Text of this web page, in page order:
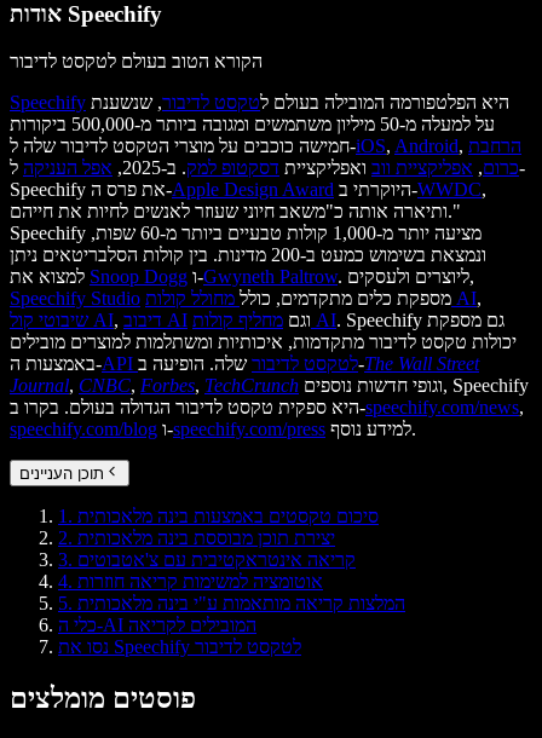
אודות Speechify
הקורא הטוב בעולם לטקסט לדיבור
Speechify
היא הפלטפורמה המובילה בעולם לטקסט לדיבור, שנשענת
על למעלה מ-50 מיליון משתמשים ומגובה ביותר מ-500,000 ביקורות
חמישה כוכבים על מוצרי הטקסט לדיבור שלה ל-iOS, Android, הרחבת
כרום, אפליקציית ווב ואפליקציית דסקטופ למק. ב-2025, אפל העניקה ל-
Speechify את פרס ה-Apple Design Award היוקרתי ב-WWDC,
ותיארה אותה כ"משאב חיוני שעוזר לאנשים לחיות את חייהם."
Speechify מציעה יותר מ-1,000 קולות טבעיים ביותר מ-60 שפות,
ונמצאת בשימוש כמעט ב-200 מדינות. בין קולות הסלבריטאים ניתן
Snoop Dogg ו-Gwyneth Paltrow
. ליוצרים ולעסקים,
Speechify Studio
מספקת כלים מתקדמים, כולל מחולל קולות AI,
שיבוטי קול AI, דיבוב AI וגם מחליף קולות AI. Speechify גם מספקת
יכולות טקסט לדיבור מתקדמות, איכותיות ומשתלמות למוצרים מובילים
באמצעות ה-
API לטקסט לדיבורשלה. הופיעה ב-The Wall Street
Journal, CNBC, Forbes, TechCrunch
היא ספקית טקסט לדיבור הגדולה בעולם. בקרו ב-speechify.com/news,
speechify.com/blog ו-speechify.com/press למידע נוסף.
תוכן העניינים
1. סיכום טקסטים באמצעות בינה מלאכותית
2. יצירת תוכן מבוססת בינה מלאכותית
3. קריאה אינטראקטיבית עם צ'אטבוטים
4. אוטומציה למשימות קריאה חוזרות
5. המלצות קריאה מותאמות ע"י בינה מלאכותית
כלי ה-AI המובילים לקריאה
נסו את Speechify לטקסט לדיבור
פוסטים מומלצים